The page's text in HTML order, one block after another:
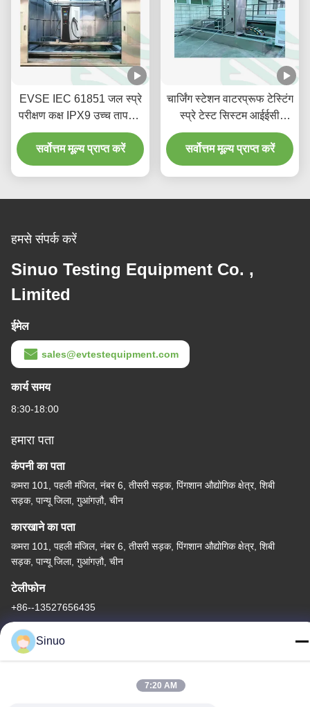
EVSE IEC 61851 जल स्प्रे
परीक्षण कक्ष IPX9 उच्च तापमान
परीक्षण कक्ष
सर्वोत्तम मूल्य प्राप्त करें
चार्जिंग स्टेशन वाटरप्रूफ टेस्टिंग
स्प्रे टेस्ट सिस्टम आईईसी
60529 IPX5 IPX6
सर्वोत्तम मूल्य प्राप्त करें
हमसे संपर्क करें
Sinuo Testing Equipment Co. ,
Limited
ईमेल
sales@evtestequipment.com
कार्य समय
8:30-18:00
हमारा पता
कंपनी का पता
कमरा 101, पहली मंजिल, नंबर 6, तीसरी सड़क, पिंगशान औद्योगिक क्षेत्र, शिबी
सड़क, पान्यू जिला, गुआंगज़ौ, चीन
कारखाने का पता
कमरा 101, पहली मंजिल, नंबर 6, तीसरी सड़क, पिंगशान औद्योगिक क्षेत्र, शिबी
सड़क, पान्यू जिला, गुआंगज़ौ, चीन
टेलीफोन
+86--13527656435
चीन अच्छी गुणवत्ता इलेक्ट्रिक वाहन परीक्षण उपकरण आपूर्तिकर्ता. कॉपीराइट ©
Sinuo
7:20 AM